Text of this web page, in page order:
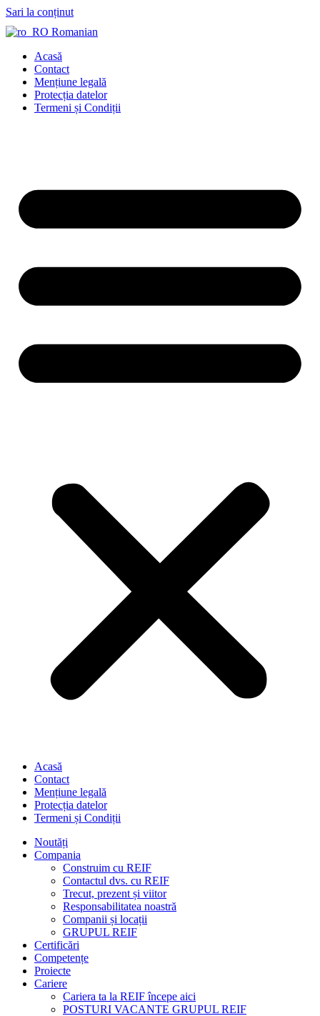
Sari la conținut
Romanian
Acasă
Contact
Mențiune legală
Protecția datelor
Termeni și Condiții
Acasă
Contact
Mențiune legală
Protecția datelor
Termeni și Condiții
Noutăți
Compania
Construim cu REIF
Contactul dvs. cu REIF
Trecut, prezent și viitor
Responsabilitatea noastră
Companii și locații
GRUPUL REIF
Certificări
Competențe
Proiecte
Cariere
Cariera ta la REIF începe aici
POSTURI VACANTE GRUPUL REIF